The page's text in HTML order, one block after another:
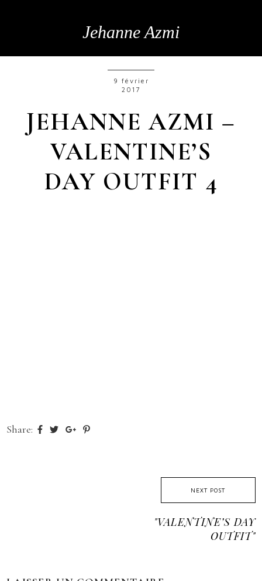
Jehanne Azmi
9 février
2017
JEHANNE AZMI –
VALENTINE’S
DAY OUTFIT 4
Share:
NEXT POST
"VALENTINE’S DAY
OUTFIT"